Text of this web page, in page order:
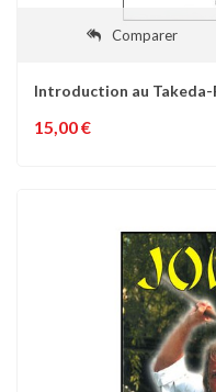
Comparer
Introduction au Takeda-
15,00 €